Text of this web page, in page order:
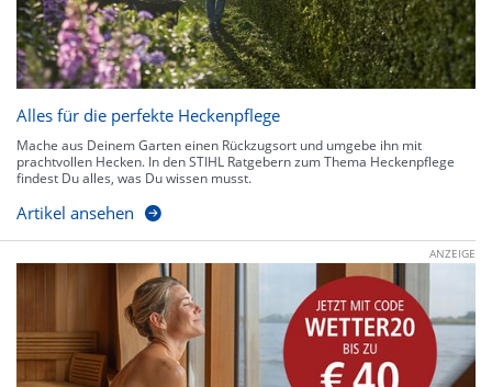
Alles für die perfekte Heckenpflege
Mache aus Deinem Garten einen Rückzugsort und umgebe ihn mit
prachtvollen Hecken. In den STIHL Ratgebern zum Thema Heckenpflege
findest Du alles, was Du wissen musst.
Artikel ansehen
ANZEIGE